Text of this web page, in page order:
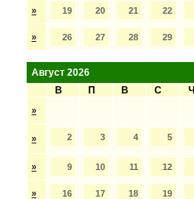
» 19 20 21 22
» 26 27 28 29
Август 2026
В
П В С Ч
»
» 2 3 4 5
» 9 10 11 12
» 16 17 18 19